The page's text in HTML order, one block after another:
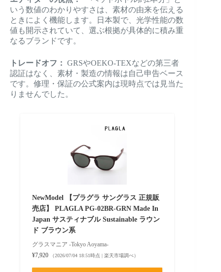
いう数値のわかりやすさは、素材の由来を伝える
ときによく機能します。日本製で、光学性能の数
値も開示されていて、選ぶ根拠が具体的に積み重
なるブランドです。
トレードオフ： GRSやOEKO-TEXなどの第三者
認証はなく、素材・製造の情報は自己申告ベース
です。修理・保証の公式案内は現時点では見当た
りませんでした。
NewModel 【プラグラ サングラス 正規販
売店】 PLAGLA PG-02BR-GRN Made In
Japan サスティナブル Sustainable ラウン
ド ブラウン系
グラスマニア -Tokyo Aoyama-
¥7,920
（2026/07/04 18:51時点 | 楽天市場調べ）